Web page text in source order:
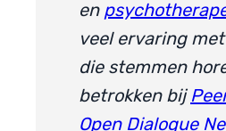
en
veel ervaring
die stemmen
betrokken bij
Open Dialogue